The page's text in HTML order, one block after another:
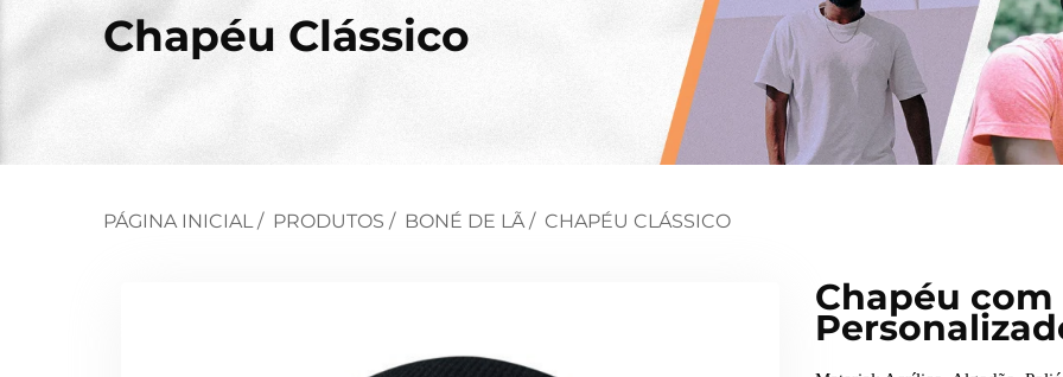
Chapéu Clássico
PÁGINA INICIAL / PRODUTOS / BONÉ DE LÃ / CHAPÉU CLÁSSICO
Chapéu